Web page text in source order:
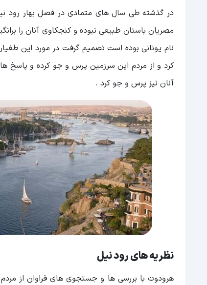
در گذشته طی سال های متمادی در فصل بهار رود
مصریان باستان طبیعی نبوده و کنجکاوی آنان را
نام یونانی بوده است تصمیم گرفت در مورد این
کرد و از مردم این سرزمین پرس و جو کرده و پاسخ
آنان نیز پرس و جو کرد .
نظریه های رود نیل
هرودوت با بررسی ها و جستجوی های فراوان از